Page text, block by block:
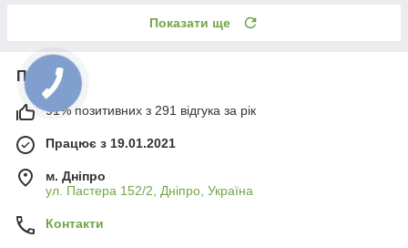
Показати ще
Про нас
91% позитивних з 291 відгука за рік
Працює з 19.01.2021
м. Дніпро
ул. Пастера 152/2, Дніпро, Україна
Контакти